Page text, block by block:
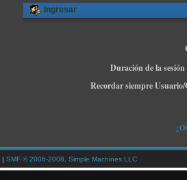
Ingresar
Duración de la
Recordar siempre
| SMF © 2006-2008, Simple Machines LLC